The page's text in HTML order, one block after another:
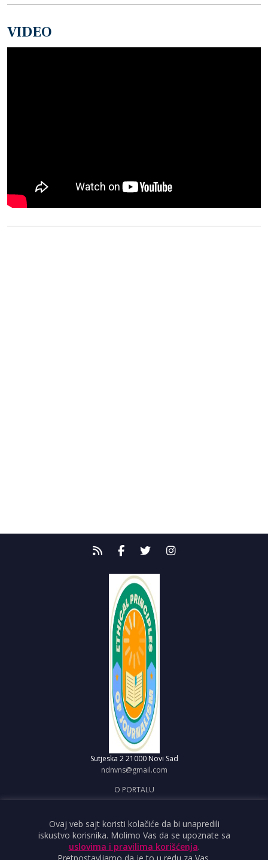
VIDEO
Sutjeska 2 21000 Novi Sad
ndnvns@gmail.com
O PORTALU
OBJAVI VEST
USLOVI KORIŠĆENJA
Ovaj veb sajt koristi kolačiće da bi unapredili
iskustvo korisnika. Molimo Vas da se upoznate sa
uslovima i pravilima korišćenja.